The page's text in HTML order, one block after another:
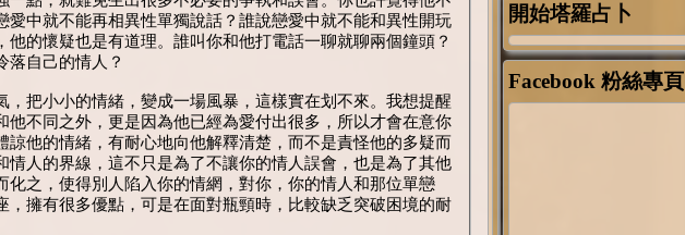
愛中就不能再相異性單獨說話？誰說戀愛中就不能和異性開玩
的懷疑也是有道理。誰叫你和他打電話一聊就聊兩個鐘頭？
落自己的情人？
，把小小的情緒，變成一場風暴，這樣實在划不來。我想提醒
他不同之外，更是因為他已經為愛付出很多，所以才會在意你
諒他的情緒，有耐心地向他解釋清楚，而不是責怪他的多疑而
情人的界線，這不只是為了不讓你的情人誤會，也是為了其他
化之，使得別人陷入你的情網，對你，你的情人和那位單戀
，擁有很多優點，可是在面對瓶頸時，比較缺乏突破困境的耐
開始塔羅占卜
Facebook 粉絲專頁